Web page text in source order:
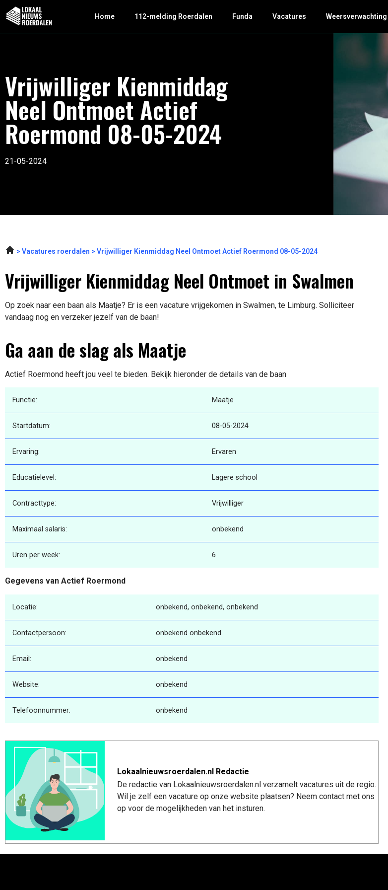
Home 112-melding Roerdalen Funda Vacatures Weersverwachting
Vrijwilliger Kienmiddag
Neel Ontmoet Actief
Roermond 08-05-2024
21-05-2024
Vacatures roerdalen Vrijwilliger Kienmiddag Neel Ontmoet Actief Roermond 08-05-2024
Vrijwilliger Kienmiddag Neel Ontmoet in Swalmen
Op zoek naar een baan als Maatje? Er is een vacature vrijgekomen in Swalmen, te Limburg. Solliciteer
vandaag nog en verzeker jezelf van de baan!
Ga aan de slag als Maatje
Actief Roermond heeft jou veel te bieden. Bekijk hieronder de details van de baan
Functie: Maatje
Startdatum: 08-05-2024
Ervaring: Ervaren
Educatielevel: Lagere school
Contracttype: Vrijwilliger
Maximaal salaris: onbekend
Uren per week: 6
Gegevens van Actief Roermond
Locatie: onbekend, onbekend, onbekend
Contactpersoon: onbekend onbekend
Email: onbekend
Website: onbekend
Telefoonnummer: onbekend
Lokaalnieuwsroerdalen.nl Redactie
De redactie van Lokaalnieuwsroerdalen.nl verzamelt vacatures uit de regio.
Wil je zelf een vacature op onze website plaatsen? Neem contact met ons
op voor de mogelijkheden van het insturen.